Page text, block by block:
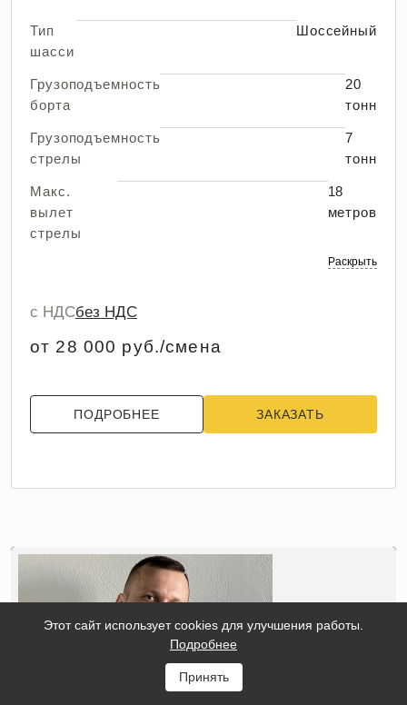
Тип
шасси
Шоссейный
Грузоподъемность
борта
20
тонн
Грузоподъемность
стрелы
7
тонн
Макс.
вылет
стрелы
18
метров
Раскрыть
с НДСбез НДС
от 28 000 руб./смена
ПОДРОБНЕЕ ЗАКАЗАТЬ
Этот сайт использует cookies для улучшения работы.
Подробнее
Принять